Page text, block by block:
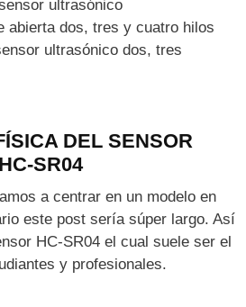
abierta dos, tres y cuatro hilos
DEL SENSOR
SR04
a centrar en un modelo en
este post sería súper largo. Así
HC-SR04 el cual suele ser el
y profesionales.